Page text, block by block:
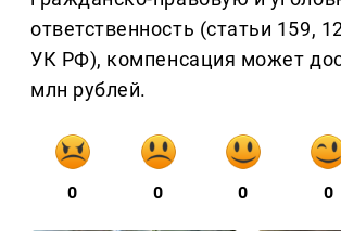
ответственность (статьи 159,
УК РФ), компенсация может
млн рублей.
0 0 0 0